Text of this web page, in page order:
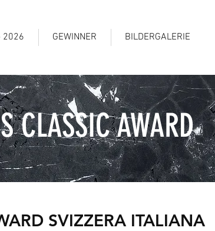
2026 GEWINNER BILDERGALERIE
CLASSIC AWARD
SVIZZERA ITALIANA